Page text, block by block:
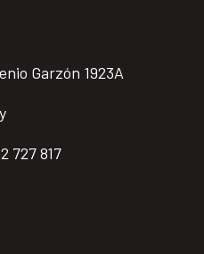
Garzón 1923A
727 817